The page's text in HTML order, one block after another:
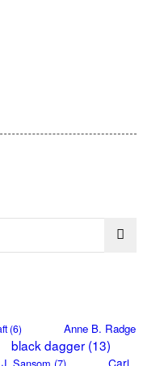
(6)
Anne B. Radge
black dagger(13)
Sansom (7)
Carl